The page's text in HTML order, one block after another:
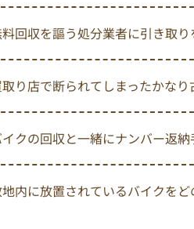
料回収を謳う処分業者に引き取
取り店で断られてしまったかな
イクの回収と一緒にナンバー返
地内に放置されているバイクを